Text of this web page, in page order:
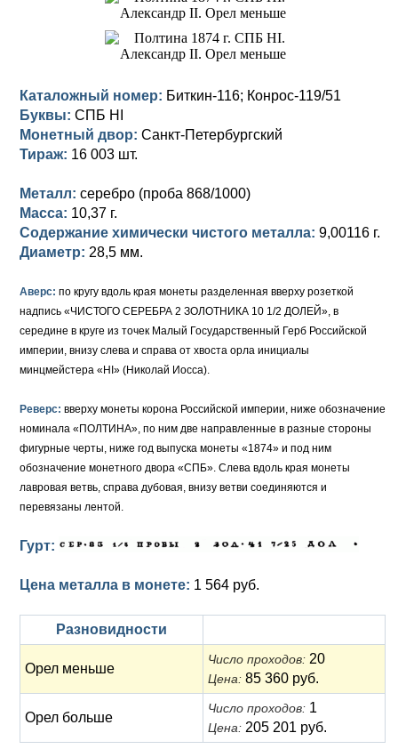
Германская оккупация
Для Финляндии
Памятные и донативные
Для Финляндии
Памятные и донативные
Медь
Для Финляндии
Памятные и донативные
Николай I (1825-1855)
Платина, золото
Серебро
Для Грузии
Русско-Польские
Для Польши
Александр I (1801-1825)
Золото
Серебро
Медь
Для Грузии
Для Польши
Павел I (1796-1801)
Серебро
Медь
Екатерина II (1762-1796)
Золото
Серебро
Медь
Для Молдавии и Валахии
Таврические монеты
Петр III (1762)
Елизавета I (1741-1762)
Золото
Медь
Для Пруссии
Альбертусталер
Иоанн Антонович (1740-1741)
Петр II (1727-1730)
Золото
Серебро
Медь
Каталожный номер: Биткин-116; Конрос-119/51
Буквы: СПБ HI
Монетный двор: Санкт-Петербургский
Тираж: 16 003 шт.
Металл: серебро (проба 868/1000)
Масса: 10,37 г.
Содержание химически чистого металла: 9,00116 г.
Диаметр: 28,5 мм.
Аверс: по кругу вдоль края монеты разделенная вверху розеткой
надпись «ЧИСТОГО СЕРЕБРА 2 ЗОЛОТНИКА 10 1/2 ДОЛЕЙ», в
середине в круге из точек Малый Государственный Герб Российской
империи, внизу слева и справа от хвоста орла инициалы
минцмейстера «HI» (Николай Иосса).
Реверс: вверху монеты корона Российской империи, ниже обозначение
номинала «ПОЛТИНА», по ним две направленные в разные стороны
фигурные черты, ниже год выпуска монеты «1874» и под ним
обозначение монетного двора «СПБ». Слева вдоль края монеты
лавровая ветвь, справа дубовая, внизу ветви соединяются и
перевязаны лентой.
Гурт:
Цена металла в монете: 1 564 руб.
Разновидности
Орел меньше
Число проходов: 20
Цена: 85 360 руб.
Орел больше
Число проходов: 1
Цена: 205 201 руб.